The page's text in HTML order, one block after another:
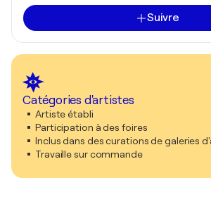
Suivre
Catégories d'artistes
Artiste établi
Participation à des foires
Inclus dans des curations de galeries
Travaille sur commande